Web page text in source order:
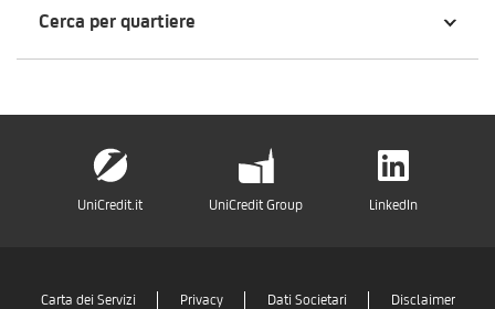
Cerca per quartiere
UniCredit.it UniCredit Group LinkedIn
Carta dei Servizi Privacy Dati Societari Disclaimer